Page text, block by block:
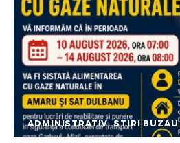
ADMINISTRATIV STIRI BUZAU